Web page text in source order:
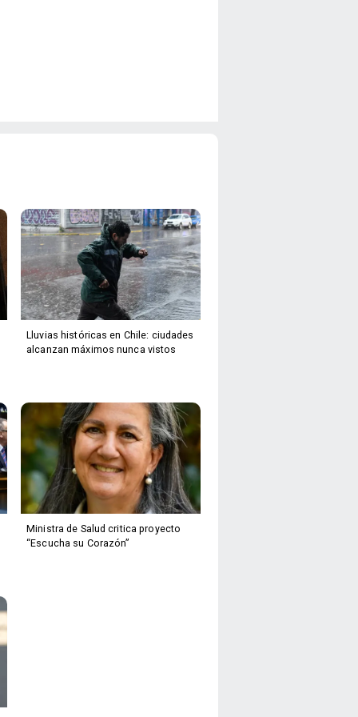
Lluvias históricas en Chile: ciudades
alcanzan máximos nunca vistos
Ministra de Salud critica proyecto
“Escucha su Corazón”